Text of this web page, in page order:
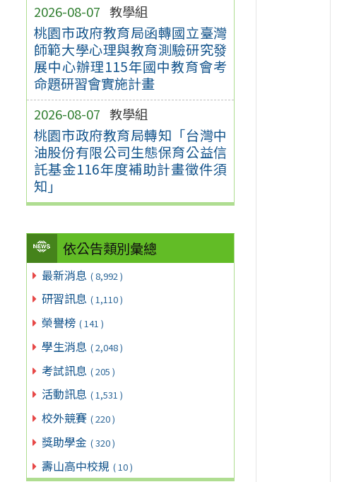
2026-08-07 教學組
桃園市政府教育局函轉國立臺灣
師範大學心理與教育測驗研究發
展中心辦理115年國中教育會考
命題研習會實施計畫
2026-08-07 教學組
桃園市政府教育局轉知「台灣中
油股份有限公司生態保育公益信
託基金116年度補助計畫徵件須
知」
依公告類別彙總
最新消息 ( 8,992 )
研習訊息 ( 1,110 )
榮譽榜 ( 141 )
學生消息 ( 2,048 )
考試訊息 ( 205 )
活動訊息 ( 1,531 )
校外競賽 ( 220 )
獎助學金 ( 320 )
壽山高中校規 ( 10 )